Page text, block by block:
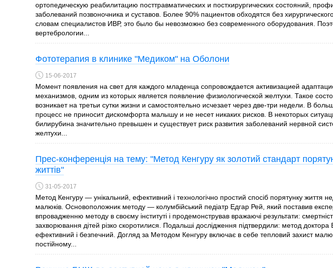
ортопедическую реабилитацию посттравматических и постхирургических состояний,
заболеваний позвоночника и суставов. Более 90% пациентов обходятся без
словам специалистов ИВР, это было бы невозможно без современного оборудования.
вертебрологии...
Фототерапия в клинике "Медиком" на Оболони
15-06-2017
Момент появления на свет для каждого младенца сопровождается активизацией
механизмов, одним из которых является появление физиологической желтухи. Такое
возникает на третьи сутки жизни и самостоятельно исчезает через две-три недели. В
процесс не приносит дискомфорта малышу и не несет никаких рисков. В некоторых
билирубина значительно превышен и существует риск развития заболеваний нервной
желтухи...
Прес-конференція на тему: "Метод Кенгуру як золотий стандарт
життів"
31-05-2017
Метод Кенгуру — унікальний, ефективний і технологічно простий спосіб порятунку життя
малюків. Основоположник методу — колумбійський педіатр Едгар Рей, який поставив
впровадженню методу в своєму інституті і продемонстрував вражаючі результати:
захворювання дітей різко скоротилися. Подальші дослідження підтвердили: метод доктора
ефективний і безпечний. Догляд за Методом Кенгуру включає в себе тепловий захист
постійному...